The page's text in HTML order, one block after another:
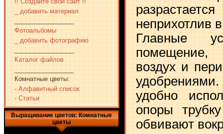
_ добавить материал
Фотоальбомы
_ добавить фотографию
Каталог файлов
Комнатные цветы:
- Алфавитный список
- Статьи
Выращивание цветов: Комнатные
цветы
неприхотлив
Главные
помещение,
воздух и
удобно
опоры
обвивают